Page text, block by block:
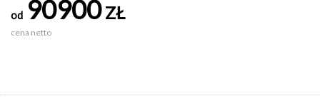
od 90900ZŁ
cena netto